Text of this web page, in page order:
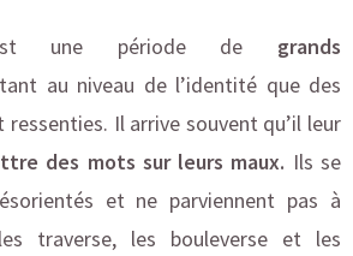
est une période de grands
tant au niveau de l’identité que des
Il arrive souvent qu’il leur
des mots sur leurs maux. Ils se
et ne parviennent pas à
traverse, les bouleverse et les